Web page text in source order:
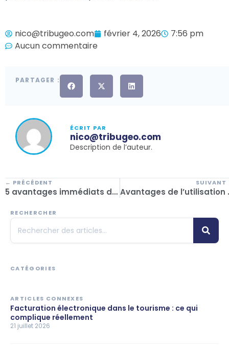
nico@tribugeo.com février 4, 2026
7:56 pm
Aucun commentaire
PARTAGER :
ÉCRIT PAR
nico@tribugeo.com
Description de l’auteur.
← PRÉCÉDENT
5 avantages immédiats de l’utilisation d’un logiciel de gestion dans une agence de voyages Avantages de
RECHERCHER
CATÉGORIES
ARTICLES CONNEXES
Facturation électronique dans le tourisme : ce qui
complique réellement
21 juillet 2026